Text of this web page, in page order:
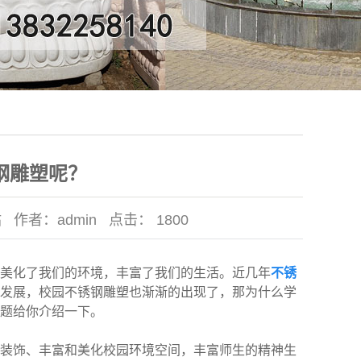
塑呢？
作者： admin 点击： 1800
了我们的环境，丰富了我们的生活。近几年不锈
展，校园不锈钢雕塑也渐渐的出现了，那为什么学
给你介绍一下。
饰、丰富和美化校园环境空间，丰富师生的精神生